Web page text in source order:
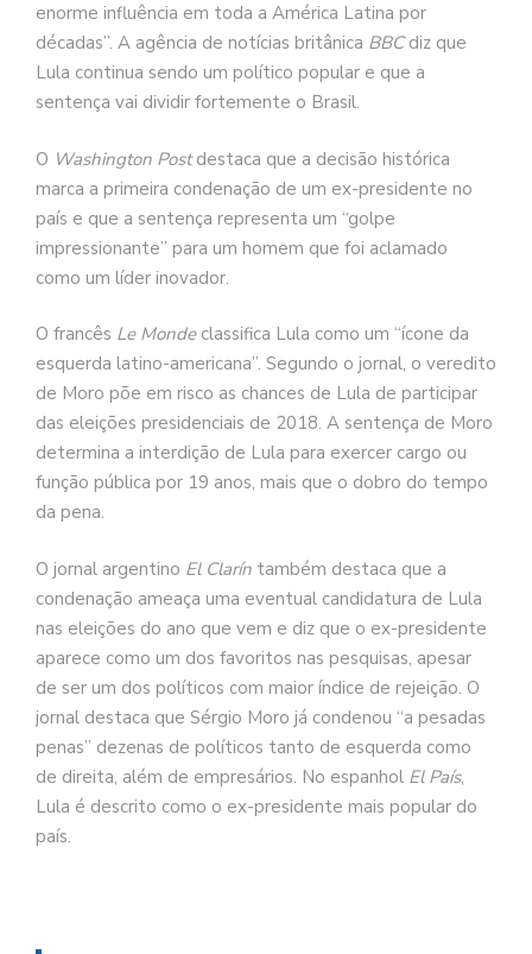
enorme influência em toda a América Latina por
décadas”. A agência de notícias britânica BBCdiz que
Lula continua sendo um político popular e que a
sentença vai dividir fortemente o Brasil.
O Washington Postdestaca que a decisão histórica
marca a primeira condenação de um ex-presidente no
país e que a sentença representa um “golpe
impressionante” para um homem que foi aclamado
como um líder inovador.
O francês Le Mondeclassifica Lula como um “ícone da
esquerda latino-americana”. Segundo o jornal, o veredito
de Moro põe em risco as chances de Lula de participar
das eleições presidenciais de 2018. A sentença de Moro
determina a interdição de Lula para exercer cargo ou
função pública por 19 anos, mais que o dobro do tempo
da pena.
O jornal argentino El Clarín também destaca que a
condenação ameaça uma eventual candidatura de Lula
nas eleições do ano que vem e diz que o ex-presidente
aparece como um dos favoritos nas pesquisas, apesar
de ser um dos políticos com maior índice de rejeição. O
jornal destaca que Sérgio Moro já condenou “a pesadas
penas” dezenas de políticos tanto de esquerda como
de direita, além de empresários. No espanhol El País,
Lula é descrito como o ex-presidente mais popular do
país.